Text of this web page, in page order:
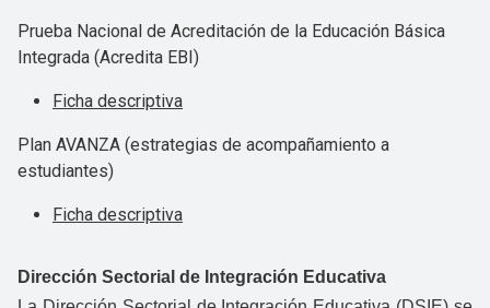
Prueba Nacional de Acreditación de la Educación Básica
Integrada (Acredita EBI)
Ficha descriptiva
Plan AVANZA (estrategias de acompañamiento a
estudiantes)
Ficha descriptiva
Dirección Sectorial de Integración Educativa